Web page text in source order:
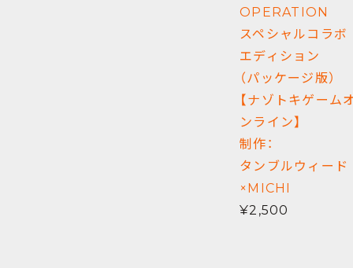
OPERATION
スペシャルコラボ
エディション
（パッケージ版）
【ナゾトキゲーム
ンライン】
制作：
タンブルウィード
×MICHI
¥2,500